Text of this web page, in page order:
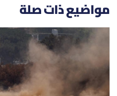
فيديو
من نحن
للتواصل معنا
مواضيع ذات صلة